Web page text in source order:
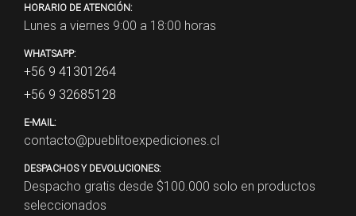
HORARIO DE ATENCIÓN:
Lunes a viernes 9:00 a 18:00 horas
WHATSAPP:
+56 9 41301264
+56 9 32685128
E-MAIL:
contacto@pueblitoexpediciones.cl
DESPACHOS Y DEVOLUCIONES:
Despacho gratis desde $100.000 solo en productos
seleccionados